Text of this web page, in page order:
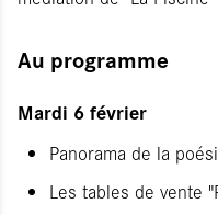
Au programme
Mardi 6 février
Panorama de la
Les tables de vente